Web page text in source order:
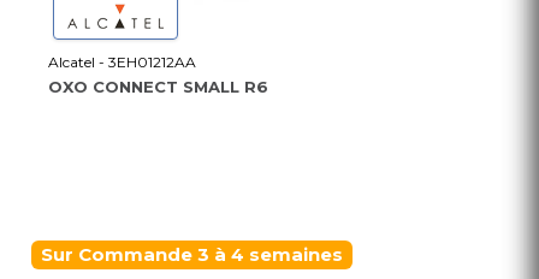
Alcatel - 3EH01212AA
OXO CONNECT SMALL R6
Sur Commande 3 à 4 semaines